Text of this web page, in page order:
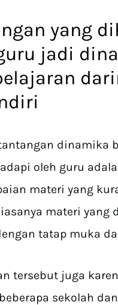
yang
jadi
dinamika
oleh guru
materi yang
materi yang
tatap muka
tersebut juga
sekolah